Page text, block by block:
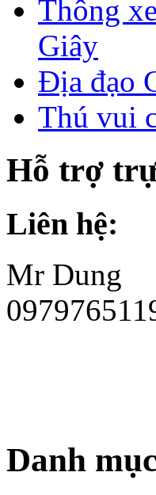
Thông
Giây
Địa đạo
Thú vui
Hỗ trợ
Liên hệ:
Mr Dung
Danh